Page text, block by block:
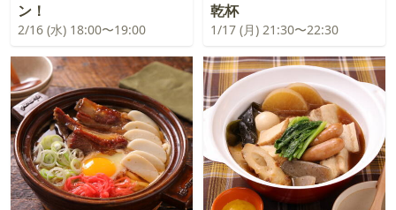
ン！
2/16 (水) 18:00〜19:00
乾杯
1/17 (月) 21:30〜22:30